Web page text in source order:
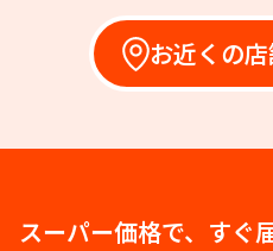
お近くの
スーパー価格で、すぐ